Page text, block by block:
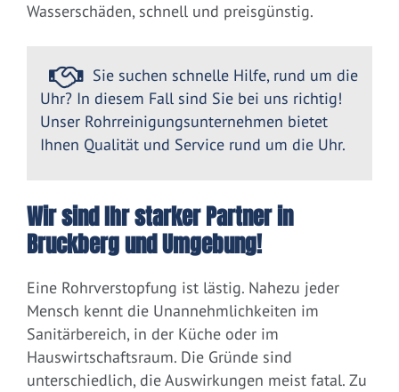
Wasserschäden, schnell und preisgünstig.
Sie suchen schnelle Hilfe, rund um die
Uhr? In diesem Fall sind Sie bei uns richtig!
Unser Rohrreinigungsunternehmen bietet
Ihnen Qualität und Service rund um die Uhr.
Wir sind Ihr starker Partner in
Bruckberg und Umgebung!
Eine Rohrverstopfung ist lästig. Nahezu jeder
Mensch kennt die Unannehmlichkeiten im
Sanitärbereich, in der Küche oder im
Hauswirtschaftsraum. Die Gründe sind
unterschiedlich, die Auswirkungen meist fatal. Zu